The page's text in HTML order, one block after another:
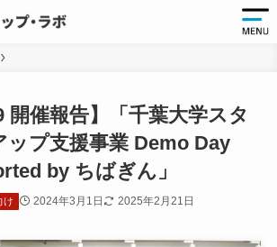
開催報告】「千葉大学スタ
ップ支援事業 Demo Day
by ちばぎん」
け 2024年3月1日 2025年2月21日